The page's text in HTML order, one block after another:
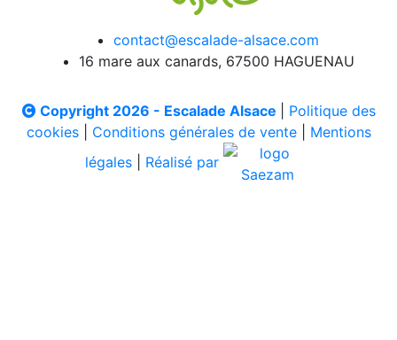
contact@escalade-alsace.com
16 mare aux canards, 67500 HAGUENAU
Copyright 2026 - Escalade Alsace
Politique des
cookies| Conditions générales de vente| Mentions
légales
Réalisé par